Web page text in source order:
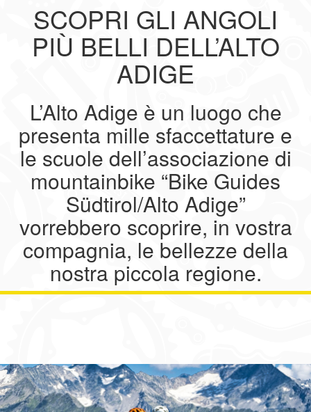
SCOPRI GLI ANGOLI
PIÙ BELLI DELL’ALTO
ADIGE
L’Alto Adige è un luogo che
presenta mille sfaccettature e
le scuole dell’associazione di
mountainbike “Bike Guides
Südtirol/Alto Adige”
vorrebbero scoprire, in vostra
compagnia, le bellezze della
nostra piccola regione.